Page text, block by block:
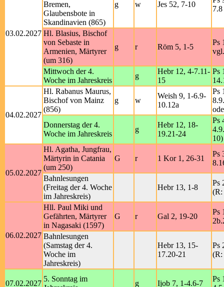
03.02.2027
Bremen,
Glaubensbote in
Skandinavien (865)
g w Jes 52, 7-10
Hl. Blasius, Bischof
von Sebaste in
Armenien, Märtyrer
(um 316)
g r Röm 5, 1-5
Ps
Mittwoch der 4.
Woche im Jahreskreis
g
Hebr 12, 4-7.11-
15
Ps
04.02.2027
Hl. Rabanus Maurus,
Bischof von Mainz
(856)
g w
Weish 9, 1-6.9-
10.12a
Ps
Donnerstag der 4.
Woche im Jahreskreis
g
Hebr 12, 18-
19.21-24
Ps
10)
05.02.2027
Hl. Agatha, Jungfrau,
Märtyrin in Catania
(um 250)
G r 1 Kor 1, 26-31
Ps
Bahnlesungen
(Freitag der 4. Woche
im Jahreskreis)
Hebr 13, 1-8
Ps
(R:
06.02.2027
Hll. Paul Miki und
Gefährten, Märtyrer
in Nagasaki (1597)
G r Gal 2, 19-20
Ps
Bahnlesungen
(Samstag der 4.
Woche im
Jahreskreis)
Hebr 13, 15-
17.20-21
Ps
(R:
07.02.2027
5. Sonntag im
g Ijob 7, 1-4.6-7
Ps